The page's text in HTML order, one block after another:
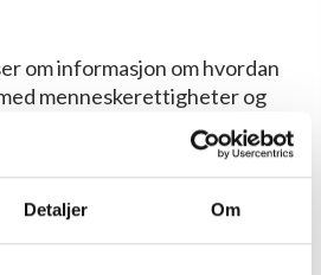
Detaljer Om
om informasjon om hvordan
menneskerettigheter og
kan sendes til leder for
Stina Kildedal-
innen fristen på tre uker.
aktivt samfunnsansvar.